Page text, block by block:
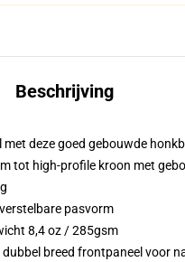
Beschrijving
met deze goed gebouwde
tot high-profile kroon met
pasvorm
8,4 oz / 285gsm
breed frontpaneel voor